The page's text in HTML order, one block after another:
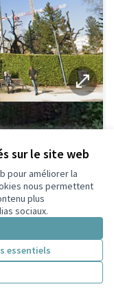
sur le site web
pour améliorer la
nous permettent
plus
sociaux.
essentiels